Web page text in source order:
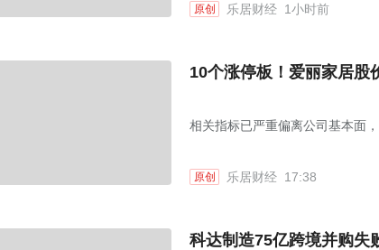
原创 乐居财经 1小时前
10个涨停板！爱丽家居股
相关指标已严重偏离公司基本面
原创 乐居财经 17:38
科达制造75亿跨境并购失